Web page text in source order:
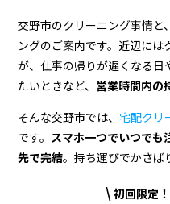
＆
宅
配
ク
リ
ー
交野市のクリーニング事情と、
ングのご案内です。近辺に
が、仕事の帰りが遅くなる日
たいときなど、 営業時間内の
そんな交野市では、 宅配クリ
です。 スマホ一つでいつでも
先で完結。持ち運びでかさば
\ 初回限定！